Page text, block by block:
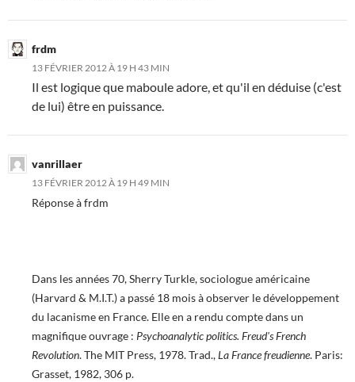
frdm
13 FÉVRIER 2012 À 19 H 43 MIN
Il est logique que maboule adore, et qu'il en déduise (c'est
de lui) être en puissance.
vanrillaer
13 FÉVRIER 2012 À 19 H 49 MIN
Réponse à frdm
Dans les années 70, Sherry Turkle, sociologue américaine
(Harvard & M.I.T.) a passé 18 mois à observer le développement
du lacanisme en France. Elle en a rendu compte dans un
magnifique ouvrage : Psychoanalytic politics. Freud's French
Revolution. The MIT Press, 1978. Trad.,La France freudienne. Paris:
Grasset, 1982, 306 p.